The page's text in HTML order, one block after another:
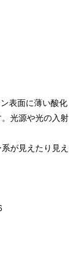
表面に薄い酸化
光源や光の入射
が見えたり見え